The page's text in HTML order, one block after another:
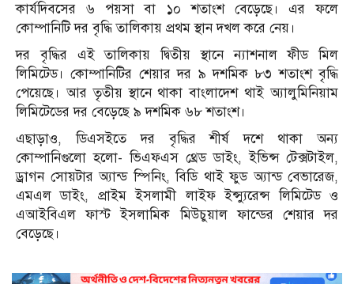
কার্যদিবসের ৬ পয়সা বা ১০ শতাংশ বেড়েছে। এর ফলে
কোম্পানিটি দর বৃদ্ধি তালিকায় প্রথম স্থান দখল করে নেয়।
দর বৃদ্ধির এই তালিকায় দ্বিতীয় স্থানে ন্যাশনাল ফীড মিল
লিমিটেড। কোম্পানিটির শেয়ার দর ৯ দশমিক ৮৩ শতাংশ বৃদ্ধি
পেয়েছে। আর তৃতীয় স্থানে থাকা বাংলাদেশ থাই অ্যালুমিনিয়াম
লিমিটেডের দর বেড়েছে ৯ দশমিক ৬৮ শতাংশ।
এছাড়াও, ডিএসইতে দর বৃদ্ধির শীর্ষ দশে থাকা অন্য
কোম্পানিগুলো হলো- ভিএফএস থ্রেড ডাইং, ইভিন্স টেক্সটাইল,
ড্রাগন সোয়টার অ্যান্ড স্পিনিং, বিডি থাই ফুড অ্যান্ড বেভারেজ,
এমএল ডাইং, প্রাইম ইসলামী লাইফ ইন্স্যুরেন্স লিমিটেড ও
এআইবিএল ফাস্ট ইসলামিক মিউচুয়াল ফান্ডের শেয়ার দর
বেড়েছে।